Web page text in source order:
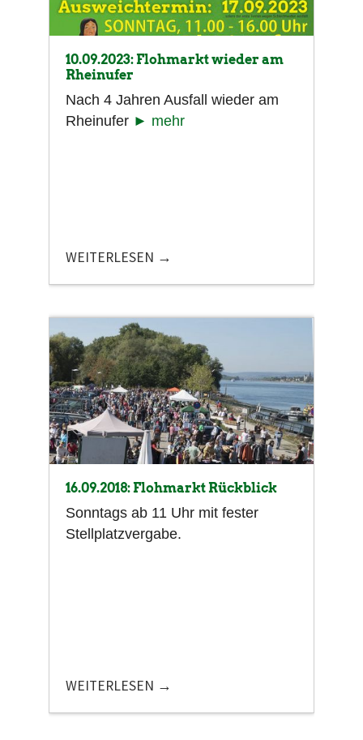
10.09.2023: Flohmarkt wieder am
Rheinufer
Nach 4 Jahren Ausfall wieder am
Rheinufer ► mehr
WEITERLESEN
16.09.2018: Flohmarkt Rückblick
Sonntags ab 11 Uhr mit fester
Stellplatzvergabe.
WEITERLESEN